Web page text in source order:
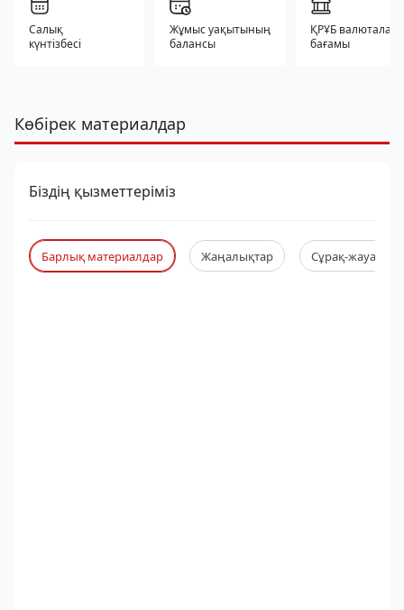
Салық
күнтізбесі
Жұмыс уақытының
балансы
ҚРҰБ валюталар
бағамы
Көбірек материалдар
Біздің қызметтеріміз
Барлық материалдар Жаңалықтар Сұрақ-жауап